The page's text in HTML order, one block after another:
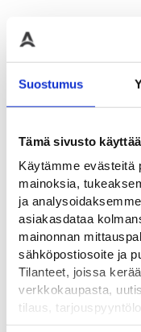
Suostumus
Tämä sivusto
Käytämme evästeitä
mainoksia,
ja
asiakasdataa
mainonnan
sähköpostiosoite ja
Tilanteet, joissa
verkkokaupasta,
tilaus,
Tutustu myös